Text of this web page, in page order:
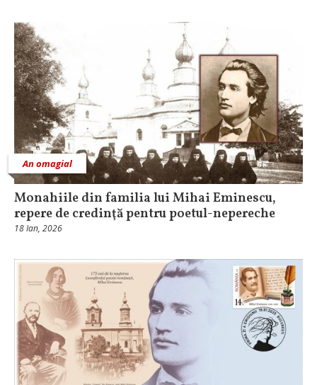
An omagial
Monahiile din familia lui Mihai Eminescu,
repere de credinţă pentru poetul-nepereche
18 Ian, 2026